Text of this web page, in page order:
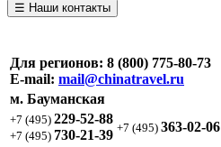
☰ Наши контакты
Для регионов: 8 (800) 775-80-73
E-mail: mail@chinatravel.ru
м. Бауманская
+7 (495) 229-52-88
+7 (495) 730-21-39 +7 (495) 363-02-06